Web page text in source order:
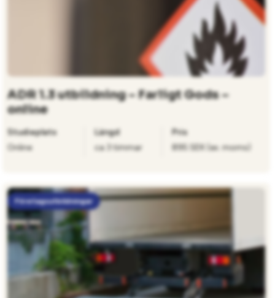
ADR 1.3 utbildning – Farligt Gods –
online
Studieplats
Online
Längd
ca 3 timmar
Pris
895 SEK (ex. moms)
Företagsutbildningar